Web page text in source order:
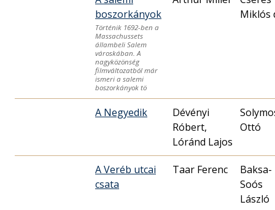
boszorkányok
Történik 1692-ben a
Massachussets
állambeli Salem
városkában. A
nagyközönség
filmváltozatból már
ismeri a salemi
boszorkányok tö
Miklós
A Negyedik
Dévényi
Róbert,
Lóránd Lajos
Ottó
A Veréb utcai
csata
Taar Ferenc
Baksa-
Soós
László